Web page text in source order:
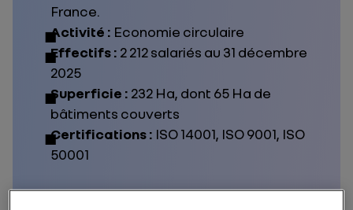
France.
Activité : Economie circulaire
Effectifs : 2 212 salariés au 31 décembre
2025
Superficie : 232 Ha, dont 65 Ha de
bâtiments couverts
Certifications : ISO14001, ISO9001, ISO
50001